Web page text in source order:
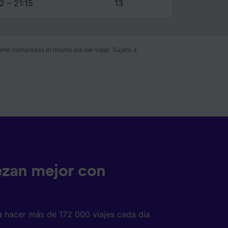
– 21:15 13
compradas el mismo día del viaje. Sujeto a
mejor con
más de 172 000 viajes cada día